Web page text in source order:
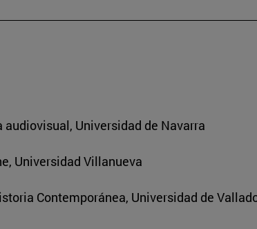
Universidad de Navarra
Universidad Villanueva
Contemporánea, Universidad de